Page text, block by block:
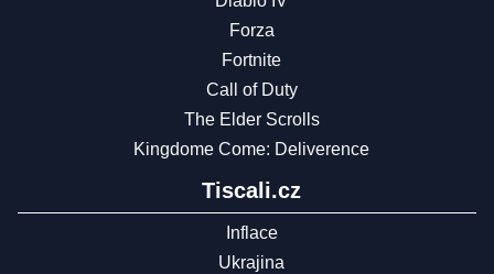
Forza
Fortnite
Call of Duty
The Elder Scrolls
Kingdome Come: Deliverence
Tiscali.cz
Inflace
Ukrajina